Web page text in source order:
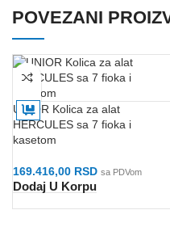
POVEZANI
UNIOR Kolica za alat
HERCULES sa 7 fioka i
kasetom
169.416,00 RSD sa PDVom
Dodaj U Korpu